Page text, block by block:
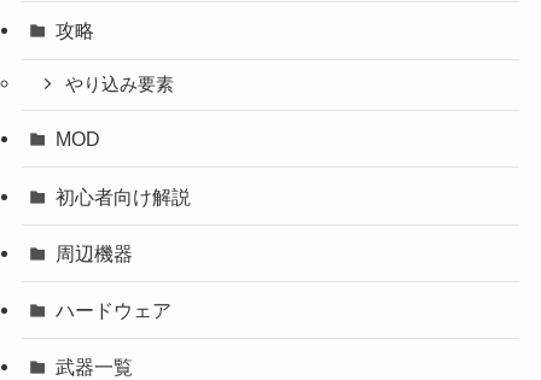
攻略
やり込み要素
MOD
初心者向け解説
周辺機器
ハードウェア
武器一覧